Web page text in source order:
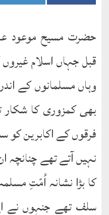
انصارالدین
طارق
ھوالشافی
اسماعیل
دیگر
خطبات
جمعہ
حضرت مسیح موعود
قبل جہاں اسلام
وہاں مسلمانوں کے
بھی کمزوری کا
فرقوں کے اکابرین
نہیں آتے تھے
کا بڑا نشانہ اُمّتِ
سلف تھے جنہوں نے